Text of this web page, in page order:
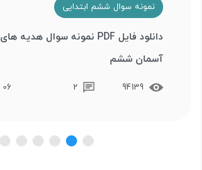
نمونه سوال ششم ابتدایی
دانلود فایل PDF نمونه سوال هدیه های
آسمان ششم
94139
2 06 تیر 1401